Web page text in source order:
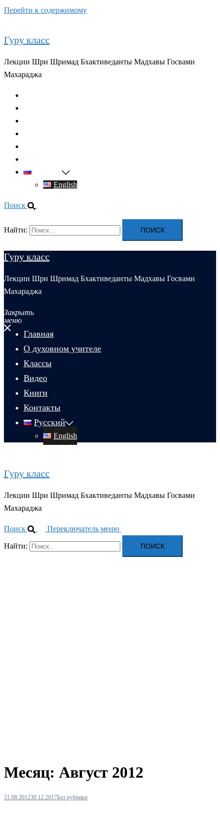
Перейти к содержимому
Гуру класс
Лекции Шри Шримад Бхактиведанты Мадхавы Госвами
Махараджа
English
Поиск
Найти:
Гуру класс
Лекции Шри Шримад Бхактиведанты Мадхавы Госвами
Махараджа
Закрыть
меню
Главная
О духовном учителе
Классы
Видео
Книги
Контакты
Русский
English
Гуру класс
Лекции Шри Шримад Бхактиведанты Мадхавы Госвами
Махараджа
Поиск Переключатель меню
Найти:
Месяц: Август 2012
31.08.201230.12.2017Без рубрики